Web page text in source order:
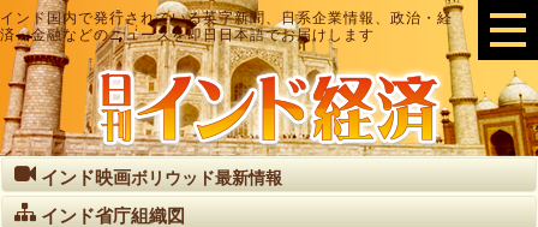
インド国内で発行されている英字新聞、日系企業情報、政治・経
済・金融などのニュースを即日日本語でお届けします
インド映画ボリウッド最新情報
インド省庁組織図